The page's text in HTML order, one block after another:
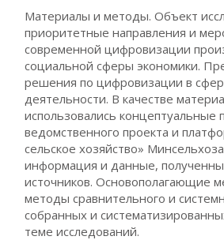
Материалы и методы. Объект
приоритетные направления и
современной цифровизации
социальной сферы экономики.
решения по цифровизации в
деятельности. В качестве
использовались концептуальные
ведомственного проекта и
сельское хозяйство»
информация и данные,
источников. Основополагающие
методы сравнительного и
собранных и
теме исследований.